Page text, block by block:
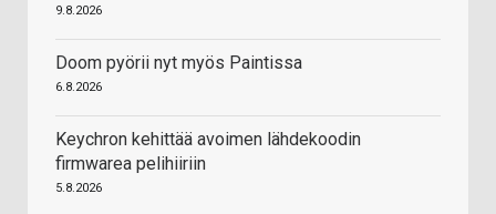
9.8.2026
Doom pyörii nyt myös Paintissa
6.8.2026
Keychron kehittää avoimen lähdekoodin
firmwarea pelihiiriin
5.8.2026